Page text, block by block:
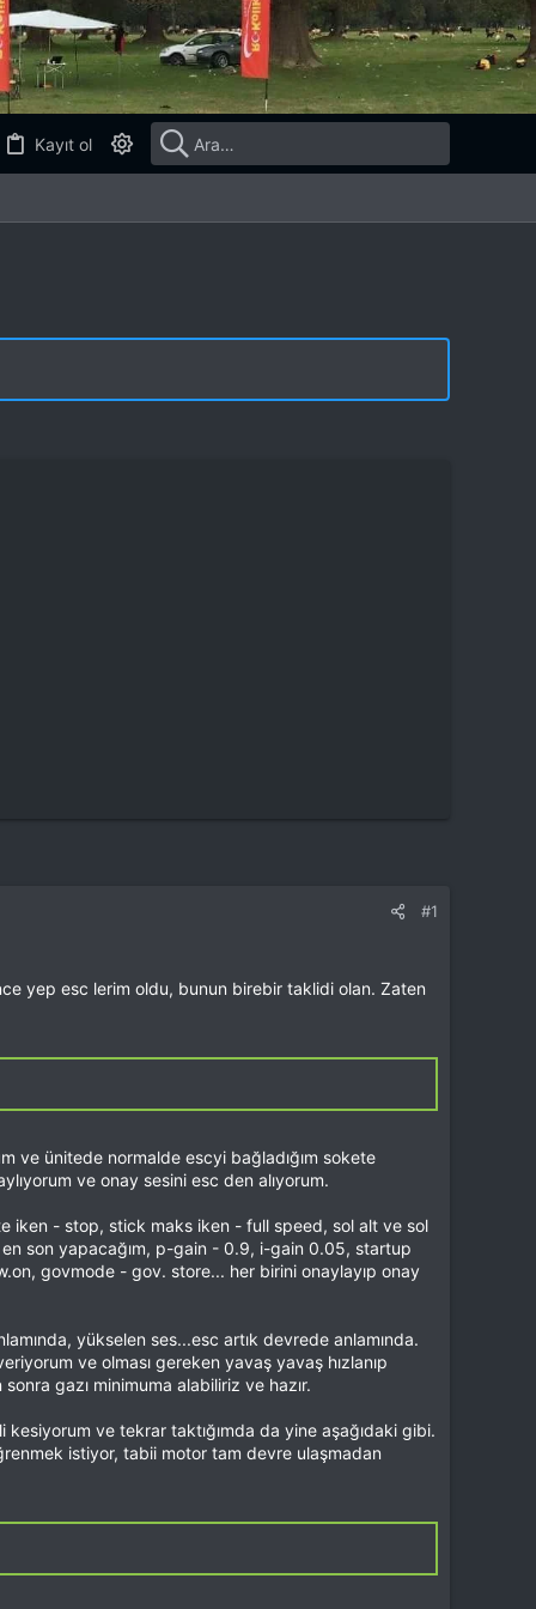
Kayıt ol
#1
yep esc lerim oldu, bunun birebir taklidi olan. Zaten
ve ünitede normalde escyi bağladığım sokete
ve onay sesini esc den alıyorum.
- stop, stick maks iken - full speed, sol alt ve sol
son yapacağım, p-gain - 0.9, i-gain 0.05, startup
govmode - gov. store... her birini onaylayıp onay
yükselen ses...esc artık devrede anlamında.
ve olması gereken yavaş yavaş hızlanıp
gazı minimuma alabiliriz ve hazır.
kesiyorum ve tekrar taktığımda da yine aşağıdaki gibi.
istiyor, tabii motor tam devre ulaşmadan